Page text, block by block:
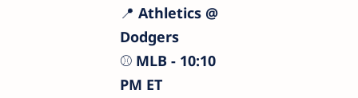
📍 Athletics @
Dodgers
⚾ MLB - 10:10
PM ET